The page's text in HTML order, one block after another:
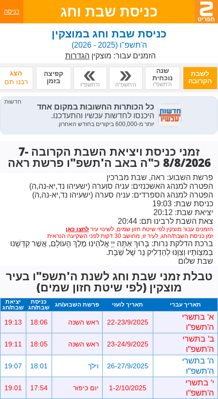
כניסת שבת וחג כניסה
כניסת שבת וחג במוצקין
ה'תשפ"ו(2025 - 2026)
הזמנים עבור: מוצקין הגדרות
לשבת
הקרובה
שנה
נוכחית
ה'תשפ"ו ה'תשפ"ה ה'תשפ"ז
קפיצה
בזמן
הצג
רבנו תם
זמני כניסת ויציאת השבת הקרובה 7-
8/8/2026 כ"ה באב ה'תשפ"ו פרשת ראה
פרשת השבוע: ראה, שבת מברכין
הפטרה למנהג האשכנזים: עניה סוערה (ישעיהו נד,יא-נה,ה)
הפטרה למנהג הספרדים: עניה סערה (ישעיהו נד,יא-נה,ה)
כניסת שבת: 19:03
יציאת שבת: 20:12
צאת השבת לרבינו תם: 20:44
הזמנים עבור מוצקין לפי שיטת חזון שמים, לשינוי עיר
זמן כניסת השבת/החג, לעיר זו, מחושב 30 דקות לפני השקיעה הנראית
ברכת הדלקת נרות: בָּרוּךְ אַתָּה יְיָ אֱלֹהֵינוּ מֶלֶךְ הָעוֹלָם, אֲשֶׁר קִדְּשָׁנוּ
בְּמִצְוֹתָיו וְצִוָּנוּ לְהַדְלִיק נֵר שֶׁל שַׁבָּת.
שבת שלום
טבלת זמני שבת וחג לשנת ה'תשפ"ו בעיר
מוצקין (לפי שיטת חזון שמים)
תאריך עברי תאריך לועזי פרשת השבוע/חג
כניסת
שבת/חג
יציאת
שבת/חג
א' בתשרי
ה'תשפ"ו
22-23/9/2025 ראש השנה 18:06
19:13
ב' בתשרי
ה'תשפ"ו
23-24/9/2025 ראש השנה 18:05
19:11
ה' בתשרי
ה'תשפ"ו
26-27/9/2025 וילך 18:01
19:07
י' בתשרי
ה'תשפ"ו
1-2/10/2025 יום כיפור 17:54
19:01